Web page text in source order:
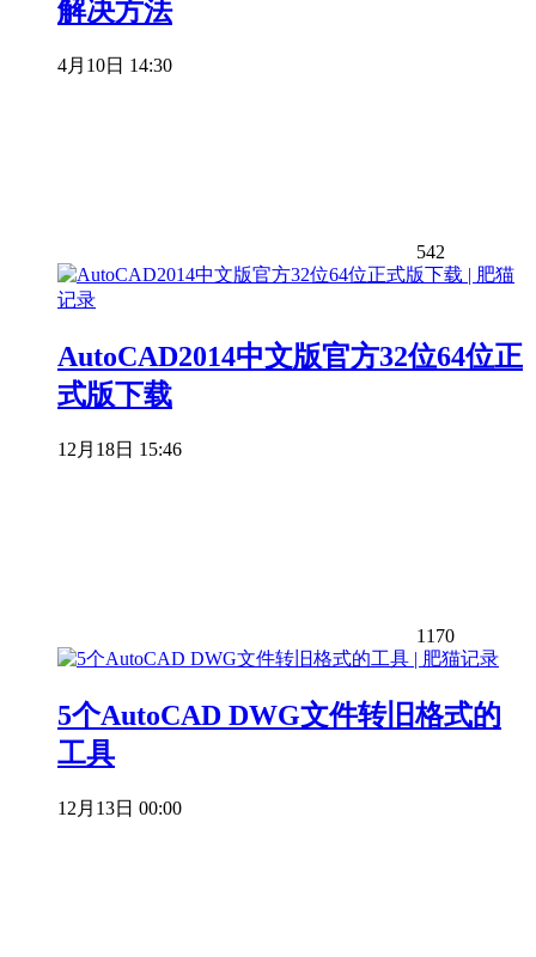
解决方法
4月10日 14:30
542
AutoCAD2014中文版官方32位64位正
式版下载
12月18日 15:46
1170
5个AutoCAD DWG文件转旧格式的
工具
12月13日 00:00